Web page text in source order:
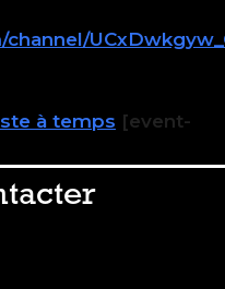
à temps [event-